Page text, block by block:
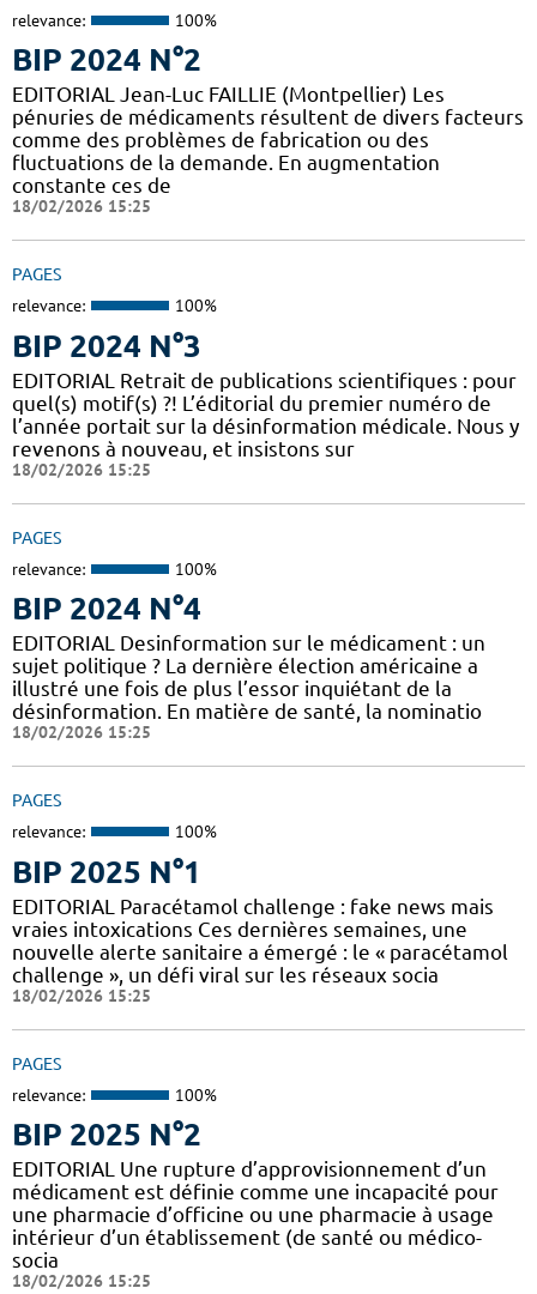
relevance: 100%
BIP 2024 N°2
EDITORIAL Jean-Luc FAILLIE (Montpellier) Les
pénuries de médicaments résultent de divers facteurs
comme des problèmes de fabrication ou des
fluctuations de la demande. En augmentation
constante ces de
18/02/2026 15:25
PAGES
relevance: 100%
BIP 2024 N°3
EDITORIAL Retrait de publications scientifiques : pour
quel(s) motif(s) ?! L’éditorial du premier numéro de
l’année portait sur la désinformation médicale. Nous y
revenons à nouveau, et insistons sur
18/02/2026 15:25
PAGES
relevance: 100%
BIP 2024 N°4
EDITORIAL Desinformation sur le médicament : un
sujet politique ? La dernière élection américaine a
illustré une fois de plus l’essor inquiétant de la
désinformation. En matière de santé, la nominatio
18/02/2026 15:25
PAGES
relevance: 100%
BIP 2025 N°1
EDITORIAL Paracétamol challenge : fake news mais
vraies intoxications Ces dernières semaines, une
nouvelle alerte sanitaire a émergé : le « paracétamol
challenge », un défi viral sur les réseaux socia
18/02/2026 15:25
PAGES
relevance: 100%
BIP 2025 N°2
EDITORIAL Une rupture d’approvisionnement d’un
médicament est définie comme une incapacité pour
une pharmacie d’officine ou une pharmacie à usage
intérieur d’un établissement (de santé ou médico-
socia
18/02/2026 15:25